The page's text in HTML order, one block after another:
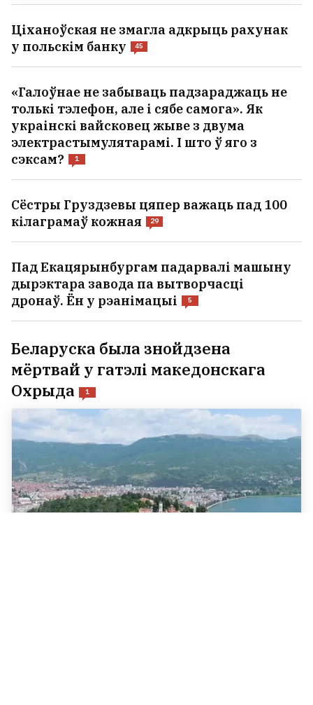
Ціханоўская не змагла адкрыць рахунак
у польскім банку
45
«Галоўнае не забываць падзараджаць не
толькі тэлефон, але і сябе самога». Як
украінскі вайсковец жыве з двума
электрастымулятарамі. І што ў яго з
сэксам?
1
Сёстры Груздзевы цяпер важаць пад 100
кілаграмаў кожная
29
Пад Екацярынбургам падарвалі машыну
дырэктара заводa па вытворчасці
дронаў. Ён у рэанімацыі
5
Беларуска была знойдзена
мёртвай у гатэлі македонскага
Охрыда
1